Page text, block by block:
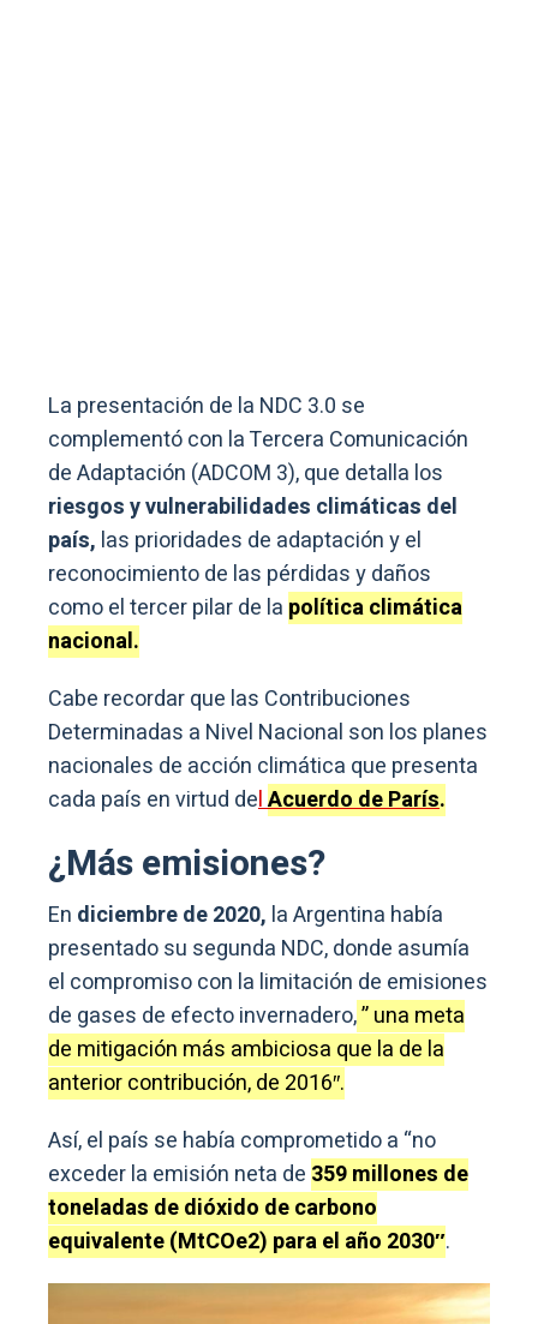
La presentación de la NDC 3.0 se
complementó con la Tercera Comunicación
de Adaptación (ADCOM 3), que detalla los
riesgos y vulnerabilidades climáticas del
país, las prioridades de adaptación y el
reconocimiento de las pérdidas y daños
como el tercer pilar de la política climática
nacional.
Cabe recordar que las Contribuciones
Determinadas a Nivel Nacional son los planes
nacionales de acción climática que presenta
cada país en virtud delAcuerdo de París.
¿Más emisiones?
En diciembre de 2020, la Argentina había
presentado su segunda NDC, donde asumía
el compromiso con la limitación de emisiones
de gases de efecto invernadero,” una meta
de mitigación más ambiciosa que la de la
anterior contribución, de 2016″.
Así, el país se había comprometido a “no
exceder la emisión neta de 359 millones de
toneladas de dióxido de carbono
equivalente (MtCOe2) para el año 2030″.